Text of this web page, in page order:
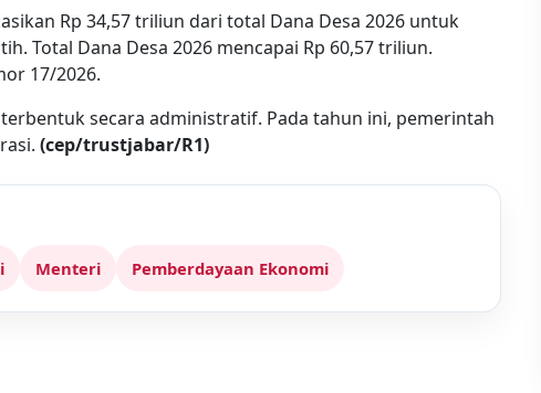
Rp 34,57 triliun dari total Dana Desa 2026 untuk
Total Dana Desa 2026 mencapai Rp 60,57 triliun.
17/2026.
secara administratif. Pada tahun ini, pemerintah
(cep/trustjabar/R1)
Menteri Pemberdayaan Ekonomi